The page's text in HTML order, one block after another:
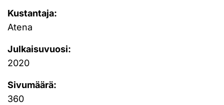
Kustantaja:
Atena
Julkaisuvuosi:
2020
Sivumäärä:
360